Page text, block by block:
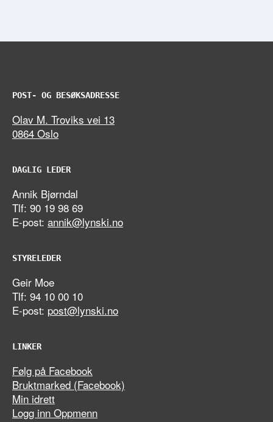
POST- OG BESØKSADRESSE
Olav M. Troviks vei 13
0864 Oslo
DAGLIG LEDER
Annik Bjørndal
Tlf: 90 19 98 69
E-post: annik@lynski.no
STYRELEDER
Geir Moe
Tlf: 94 10 00 10
E-post: post@lynski.no
LINKER
Følg på Facebook
Bruktmarked (Facebook)
Min idrett
Logg inn Oppmenn